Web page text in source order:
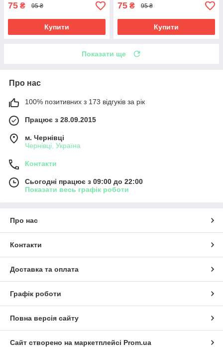
75 ₴ 95 ₴
Купити
75 ₴ 95 ₴
Купити
Показати ще
Про нас
100% позитивних з 173 відгуків за рік
Працює з 28.09.2015
м. Чернівці
Чернівці, Україна
Контакти
Сьогодні працює з 09:00 до 22:00
Показати весь графік роботи
Про нас
Контакти
Доставка та оплата
Графік роботи
Повна версія сайту
Сайт створено на маркетплейсі Prom.ua